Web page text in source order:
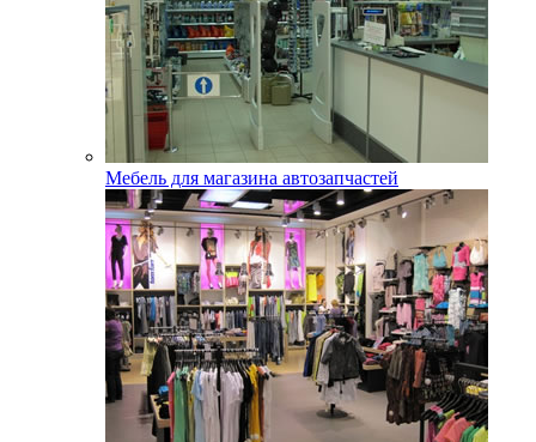
Мебель для магазина автозапчастей